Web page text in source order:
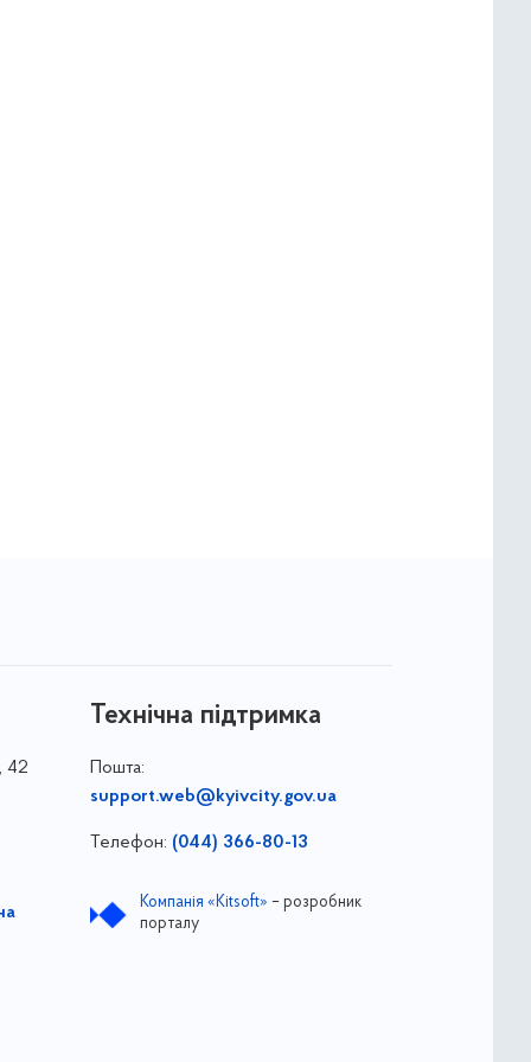
42
Технічна підтримка
Пошта:
support.web@kyivcity.gov.ua
Телефон: (044) 366-80-13
Компанія «Kitsoft» – розробник
порталу